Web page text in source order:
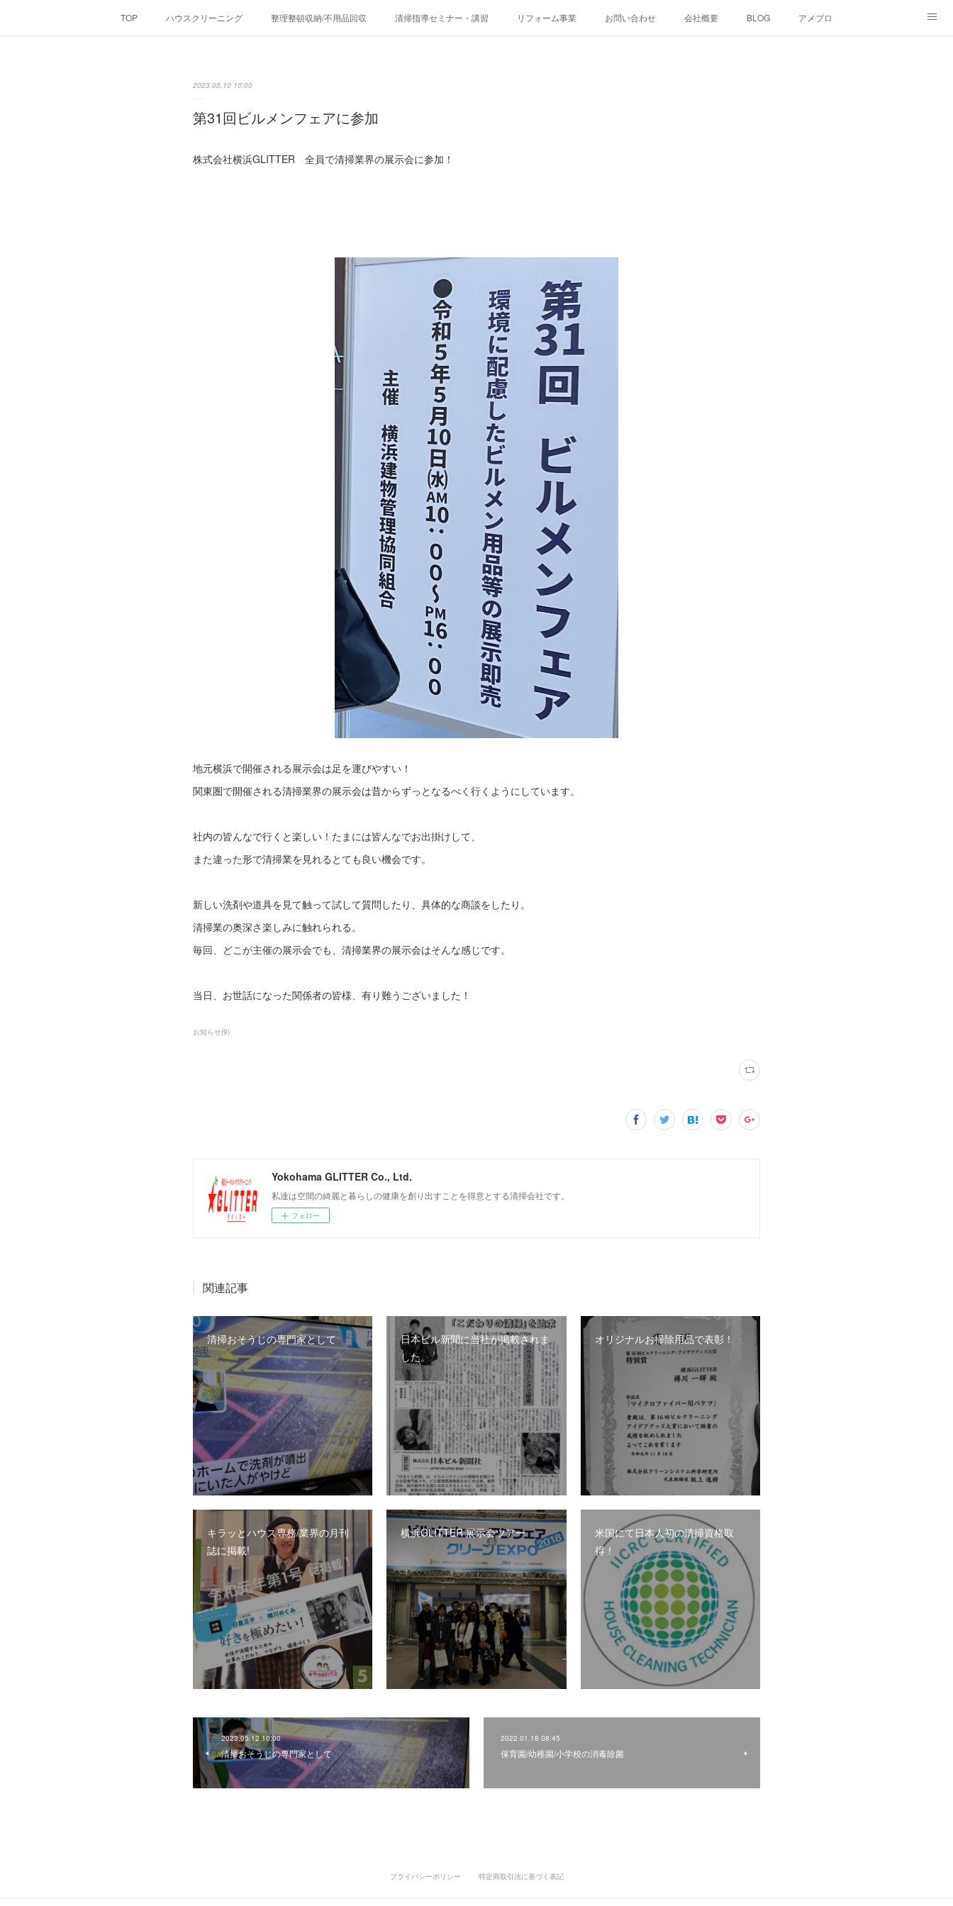
TOP ハウスクリーニング 整理整頓収納/不用品回収 清掃指導セミナー・講習 リフォーム事業 お問い合わせ 会社概要 BLOG アメブロ
2023.05.10 10:00
第31回ビルメンフェアに参加
株式会社横浜GLITTER 全員で清掃業界の展示会に参加！
地元横浜で開催される展示会は足を運びやすい！
関東圏で開催される清掃業界の展示会は昔からずっとなるべく行くようにしています。
社内の皆んなで行くと楽しい！たまには皆んなでお出掛けして、
また違った形で清掃業を見れるとても良い機会です。
新しい洗剤や道具を見て触って試して質問したり、具体的な商談をしたり。
清掃業の奥深さ楽しみに触れられる。
毎回、どこが主催の展示会でも、清掃業界の展示会はそんな感じです。
当日、お世話になった関係者の皆様、有り難うございました！
お知らせ(9)
Yokohama GLITTER Co., Ltd.
私達は空間の綺麗と暮らしの健康を創り出すことを得意とする清掃会社です。
フォロー
関連記事
清掃おそうじの専門家として
日本ビル新聞に当社が掲載されま
した。
オリジナルお掃除用品で表彰！
キラッとハウス専務/業界の月刊
誌に掲載!
横浜GLITTER 展示会ツアー
米国にて日本人初の清掃資格取
得！
2023.05.12 10:00
清掃おそうじの専門家として
2022.01.18 08:45
保育園/幼稚園/小学校の消毒除菌
プライバシーポリシー 特定商取引法に基づく表記